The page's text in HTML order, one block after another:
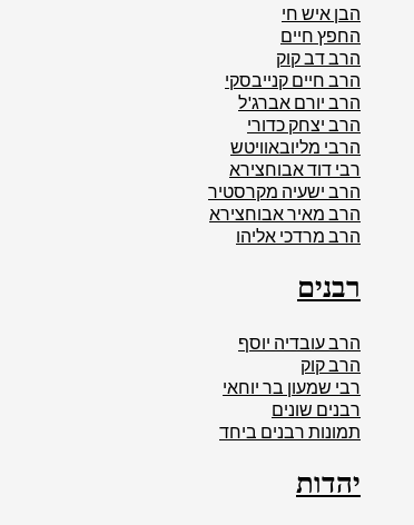
הבן איש חי
החפץ חיים
הרב דב קוק
הרב חיים קנייבסקי
הרב יורם אברג'ל
הרב יצחק כדורי
הרבי מליובאוויטש
רבי דוד אבוחצירא
הרב ישעיה מקרסטיר
הרב מאיר אבוחצירא
הרב מרדכי אליהו
רבנים
הרב עובדיה יוסף
הרב קוק
רבי שמעון בר יוחאי
רבנים שונים
תמונות רבנים ביחד
יהדות